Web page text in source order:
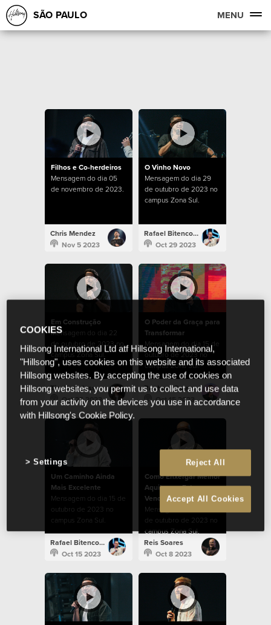
SÃO PAULO MENU
Filhos e Co-herdeiros
Mensagem do dia 05
de novembro de 2023.
Chris Mendez
Nov 5 2023
O Vinho Novo
Mensagem do dia 29
de outubro de 2023 no
campus Zona Sul.
Rafael Bitencourt
Oct 29 2023
Em Construção
Mensagem do dia 22
de outubro de 2023 no
campus Zona Sul.
Tim Douglass
Oct 22 2023
O Poder da Graça para
Transformar
Mensagem do dia 15 de
outubro de 2023 no
campus Zona Sul.
Raphael Galante
Oct 15 2023
Um Caminho Ainda
Mais Excelente
Mensagem do dia 15 de
outubro de 2023 no
campus Zona Sul.
Rafael Bitencourt
Oct 15 2023
Como Enxergar Melhor
Aquilo que Estamos
Vendo
Mensagem do dia 08
de outubro de 2023 no
campus Zona Sul.
Reis Soares
Oct 8 2023
COOKIES
Hillsong International Ltd atf Hillsong International,
"Hillsong", uses cookies on this website and its associated
Hillsong websites. By accepting the use of cookies on
Hillsong websites, you permit us to collect and use data
from your activity on the devices you use in accordance
with Hillsong's Cookie Policy.
Reject All
Accept All Cookies
Settings